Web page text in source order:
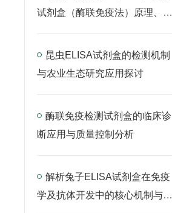
试剂盒（酶联免疫法）原理、应
昆虫ELISA试剂盒的检测机制
与农业生态研究应用探讨
酶联免疫检测试剂盒的临床诊
断应用与质量控制分析
解析兔子ELISA试剂盒在免疫
学及抗体开发中的核心机制与检